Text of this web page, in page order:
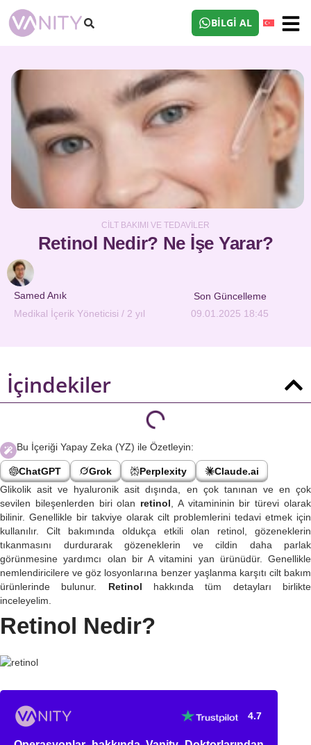
BILGI AL
CILT BAKIMI VE TEDAVILER
Retinol Nedir? Ne İşe Yarar?
Samed Anık
Medikal İçerik Yöneticisi / 2 yıl
Son Güncelleme
09.01.2025 18:45
İçindekiler
Bu İçeriği Yapay Zeka (YZ) ile Özetleyin:
ChatGPT Grok Perplexity
Claude.ai
Glikolik asit ve hyaluronik asit dışında, en çok tanınan ve en çok
sevilen bileşenlerden biri olan retinol , A vitamininin bir türevi olarak
bilinir. Genellikle bir takviye olarak cilt problemlerini tedavi etmek için
kullanılır. Cilt bakımında oldukça etkili olan retinol, gözeneklerin
tıkanmasını durdurarak gözeneklerin ve cildin daha parlak
görünmesine yardımcı olan bir A vitamini yan ürünüdür. Genellikle
nemlendiricilere ve göz losyonlarına benzer yaşlanma karşıtı cilt bakım
ürünlerinde bulunur. Retinol hakkında tüm detayları birlikte
inceleyelim.
Retinol Nedir?
4.7